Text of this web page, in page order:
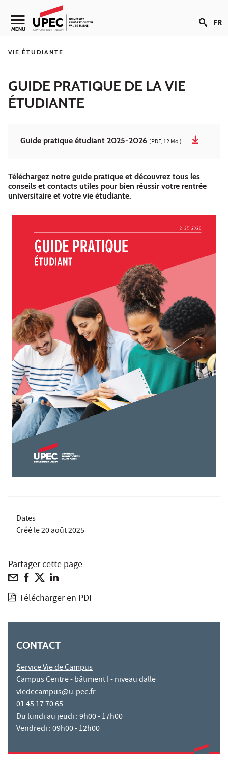
Aller au contenu
Navigation secondaire
MENU FR
VIE ÉTUDIANTE
GUIDE PRATIQUE DE LA VIE
ÉTUDIANTE
Guide pratique étudiant 2025-2026 (PDF, 12 Mo )
Téléchargez notre guide pratique et découvrez tous les
conseils et contacts utiles pour bien réussir votre rentrée
universitaire et votre vie étudiante.
Dates
Créé le20 août 2025
Partager cette page
Télécharger en PDF
CONTACT
Service Vie de Campus
Campus Centre - bâtiment I - niveau dalle
viedecampus@u-pec.fr
01 45 17 70 65
Du lundi au jeudi : 9h00 - 17h00
Vendredi : 09h00 - 12h00